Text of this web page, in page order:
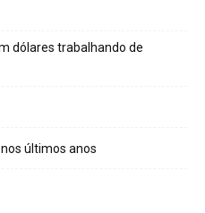
dólares trabalhando de
últimos anos